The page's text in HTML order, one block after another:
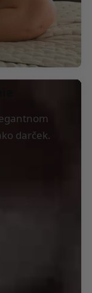
darček.